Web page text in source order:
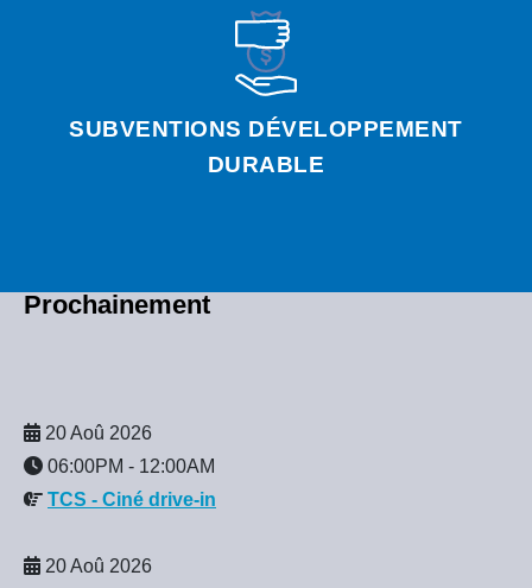
SUBVENTIONS DÉVELOPPEMENT
DURABLE
Prochainement
20 Aoû 2026
06:00PM - 12:00AM
TCS - Ciné drive-in
20 Aoû 2026